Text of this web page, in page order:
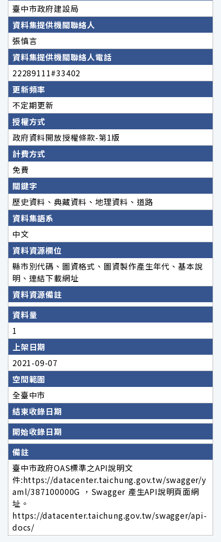
臺中市政府建設局
資料集提供機關聯絡人
張慎言
資料集提供機關聯絡人電話
22289111#33402
更新頻率
不定期更新
授權方式
政府資料開放授權條款-第1版
計費方式
免費
關鍵字
歷史資料、典藏資料、地理資料、道路
資料集語系
中文
資料資源欄位
縣市別代碼、圖資格式、圖資製作產生年代、基本說
明、連結下載網址
資料資源備註
資料量
1
上架日期
2021-09-07
空間範圍
全臺中市
結束收錄日期
開始收錄日期
備註
臺中市政府OAS標準之API說明文
件:https://datacenter.taichung.gov.tw/swagger/y
aml/387100000G ，Swagger 產生API說明頁面網
址。
https://datacenter.taichung.gov.tw/swagger/api-
docs/